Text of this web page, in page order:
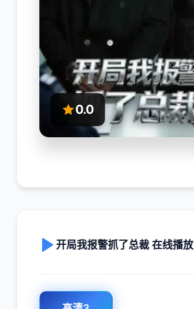
0.0
开局我报警抓了总裁 在线播放